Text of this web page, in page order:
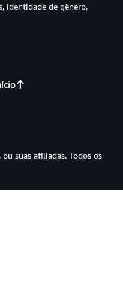
identidade de gênero,
suas afiliadas. Todos os